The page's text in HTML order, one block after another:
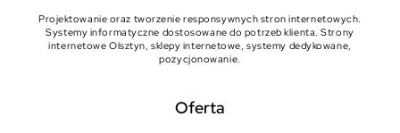
Projektowanie oraz tworzenie responsywnych stron internetowych.
Systemy informatyczne dostosowane do potrzeb klienta. Strony
internetowe Olsztyn, sklepy internetowe, systemy dedykowane,
pozycjonowanie.
Oferta